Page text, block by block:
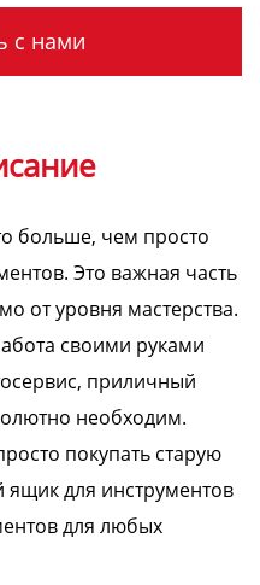
с нами
больше, чем просто
Это важная часть
от уровня мастерства.
своими руками
приличный
необходим.
покупать старую
для инструментов
для любых